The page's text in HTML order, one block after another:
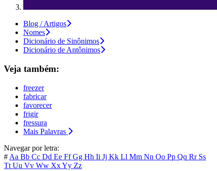
Blog / Artigos
Nomes
Dicionário de Sinônimos
Dicionário de Antônimos
Veja também:
freezer
fabricar
favorecer
frigir
fressura
Mais Palavras
Navegar por letra:
# Aa Bb Cc Dd Ee FfGg Hh Ii Jj Kk Ll Mm Nn Oo Pp Qq Rr Ss
Tt Uu Vv Ww XxYy Zz